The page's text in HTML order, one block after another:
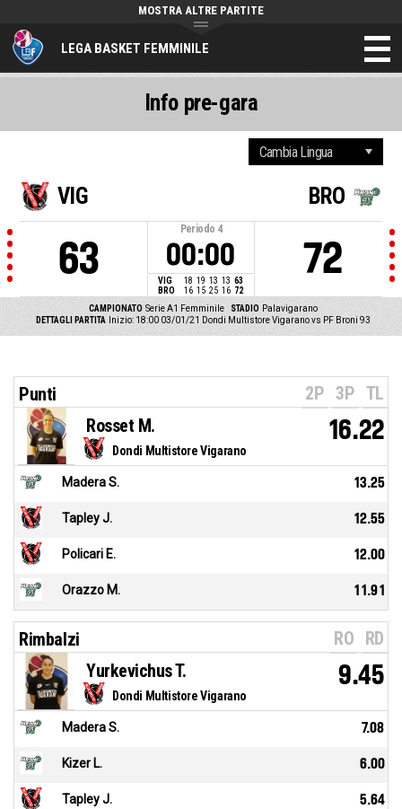
LEGA BASKET FEMMINILE
MOSTRA ALTRE PARTITE
VIG
63
Periodo 4
00:00
VIG 18 19 13 13 63
BRO
16 15 25 16 72
BRO
72
CAMPIONATO Serie A1 Femminile STADIO Palavigarano
DETTAGLI PARTITA
Inizio: 18:00 03/01/21 Dondi Multistore Vigarano vs PF Broni 93
Info pre-gara
Punti 2P 3P TL
Dondi Multistore Vigarano
Rosset M. 16.22
Madera S. 13.25
Tapley J. 12.55
Policari E. 12.00
Orazzo M. 11.91
Rimbalzi RO RD
Dondi Multistore Vigarano
Yurkevichus T. 9.45
Madera S. 7.08
Kizer L. 6.00
Tapley J. 5.64